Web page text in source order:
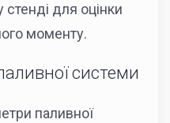
для оцінки
моменту.
системи
паливної